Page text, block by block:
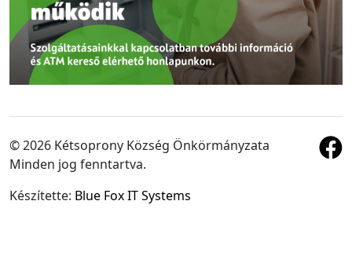
© 2026 Kétsoprony Község Önkörmányzata
Minden jog fenntartva.
Készítette: Blue Fox IT Systems